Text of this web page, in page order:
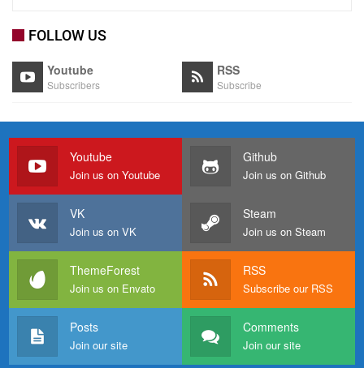
FOLLOW US
Youtube
Subscribers
RSS
Subscribe
Youtube
Join us on Youtube
Github
Join us on Github
VK
Join us on VK
Steam
Join us on Steam
ThemeForest
Join us on Envato
RSS
Subscribe our RSS
Posts
Join our site
Comments
Join our site